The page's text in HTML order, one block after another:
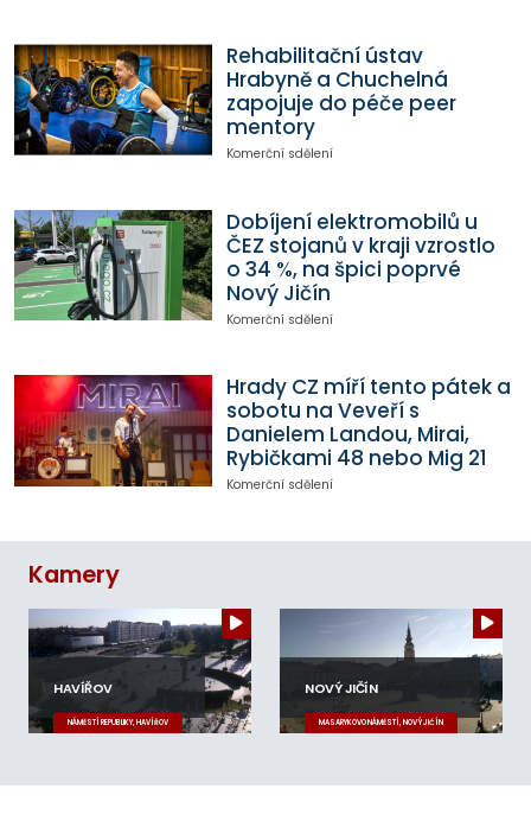
Rehabilitační ústav
Hrabyně a Chuchelná
zapojuje do péče peer
mentory
Komerční sdělení
Dobíjení elektromobilů u
ČEZ stojanů v kraji vzrostlo
o 34 %, na špici poprvé
Nový Jičín
Komerční sdělení
Hrady CZ míří tento pátek a
sobotu na Veveří s
Danielem Landou, Mirai,
Rybičkami 48 nebo Mig 21
Komerční sdělení
Kamery
HAVÍŘOV
NÁMĚSTÍ REPUBLIKY, HAVÍŘOV
NOVÝ JIČÍN
MASARYKOVO NÁMĚSTÍ, NOVÝ JIČÍN